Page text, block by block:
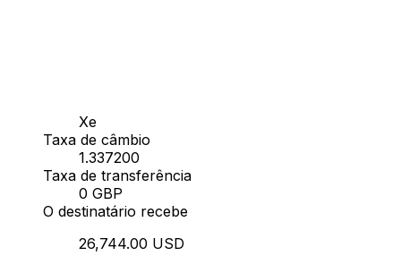
Xe
Taxa de câmbio
1.337200
Taxa de transferência
0 GBP
O destinatário recebe
26,744.00 USD